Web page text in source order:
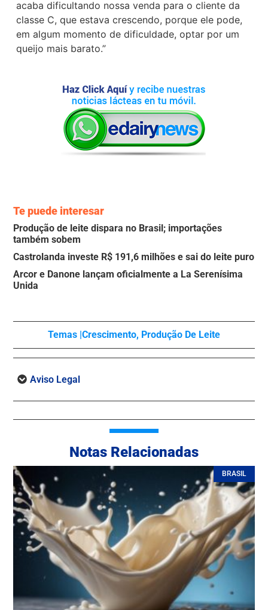
acaba dificultando nossa venda para o cliente da
classe C, que estava crescendo, porque ele pode,
em algum momento de dificuldade, optar por um
queijo mais barato.”
Te puede interesar
Produção de leite dispara no Brasil; importações
também sobem
Castrolanda investe R$ 191,6 milhões e sai do leite puro
Arcor e Danone lançam oficialmente a La Serenísima
Unida
Temas | Crescimento, Produção De Leite
Aviso Legal
Notas Relacionadas
BRASIL